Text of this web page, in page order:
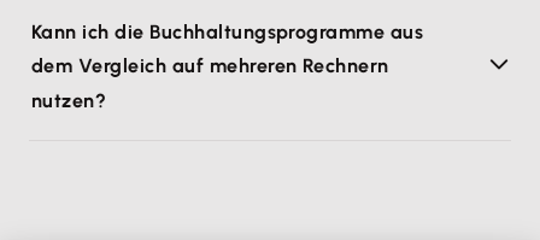
Kann ich die Buchhaltungsprogramme aus
dem Vergleich auf mehreren Rechnern
nutzen?